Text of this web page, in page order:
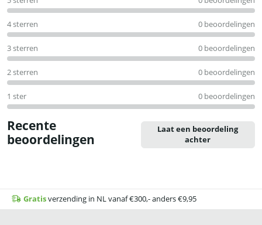
uit
5
4 sterren 0 beoordelingen
3 sterren 0 beoordelingen
2 sterren 0 beoordelingen
1 ster 0 beoordelingen
Recente
beoordelingen
Laat een beoordeling
achter
Gratisverzending in NL vanaf €300,- anders €9,95